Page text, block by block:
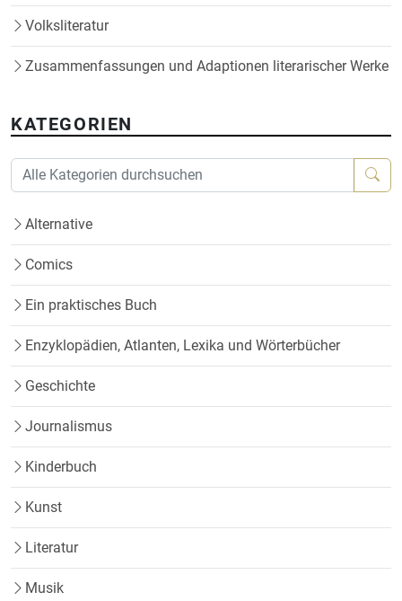
Volksliteratur
Zusammenfassungen und Adaptionen literarischer Werke
KATEGORIEN
Alternative
Comics
Ein praktisches Buch
Enzyklopädien, Atlanten, Lexika und Wörterbücher
Geschichte
Journalismus
Kinderbuch
Kunst
Literatur
Musik